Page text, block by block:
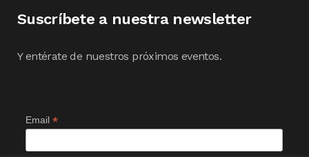
Suscríbete a nuestra newsletter
Y entérate de nuestros próximos eventos.
Email *